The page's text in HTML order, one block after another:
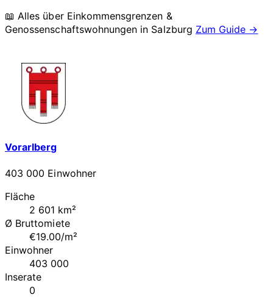
📖 Alles über Einkommensgrenzen &
Genossenschaftswohnungen in Salzburg Zum Guide →
Vorarlberg
403 000 Einwohner
Fläche
2 601 km²
Ø Bruttomiete
€19.00/m²
Einwohner
403 000
Inserate
0